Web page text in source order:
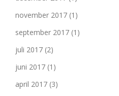
november 2017 (1)
september 2017 (1)
juli 2017 (2)
juni 2017 (1)
april 2017 (3)